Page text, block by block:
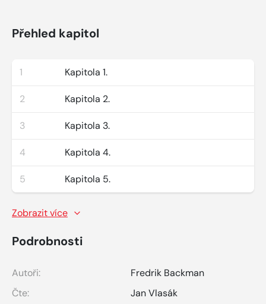
Přehled kapitol
1 Kapitola 1.
2 Kapitola 2.
3 Kapitola 3.
4 Kapitola 4.
5 Kapitola 5.
Zobrazit více
Podrobnosti
Autoři:
Fredrik Backman
Čte:
Jan Vlasák